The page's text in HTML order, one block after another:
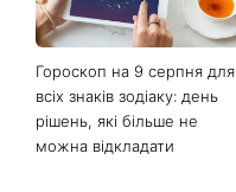
Гороскоп на 9 серпня для
всіх знаків зодіаку: день
рішень, які більше не
можна відкладати